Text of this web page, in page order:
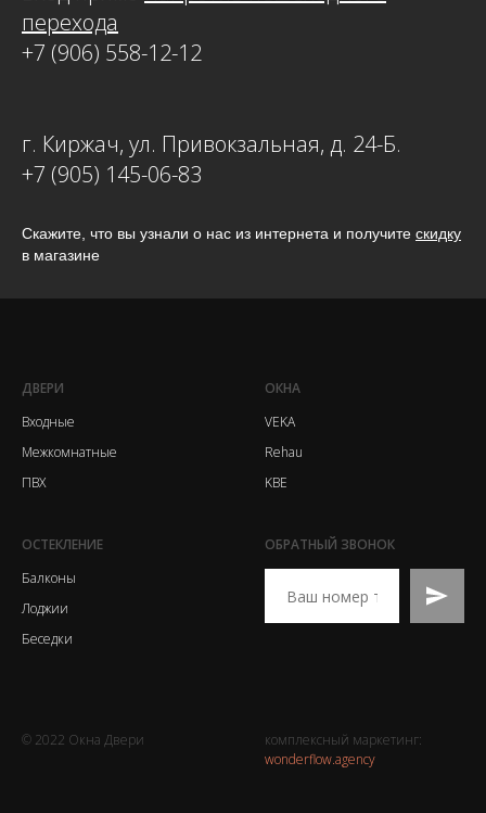
перехода
+7 (906) 558-12-12
г. Киржач, ул. Привокзальная, д. 24-Б.
+7 (905) 145-06-83
Скажите, что вы узнали о нас из интернета и получите скидку
в магазине
ДВЕРИ
Входные
Межкомнатные
ПВХ
ОКНА
VEKA
Rehau
KBE
ОСТЕКЛЕНИЕ
Балконы
Лоджии
Беседки
ОБРАТНЫЙ ЗВОНОК
© 2022 Окна Двери
комплексный маркетинг:
wonderflow.agency